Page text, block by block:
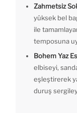
Zahmetsiz
yüksek bel
ile
temposuna
Bohem Yaz
elbiseyi,
eşleştirerek
duruş